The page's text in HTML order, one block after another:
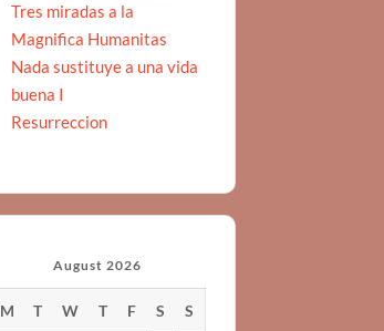
Tres miradas a la
Magnifica Humanitas
Nada sustituye a una vida
buena I
Resurreccion
August 2026
M T W T F S
S